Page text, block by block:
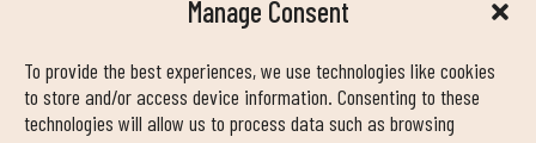
Manage Consent
To provide the best experiences, we use technologies like cookies
to store and/or access device information. Consenting to these
technologies will allow us to process data such as browsing
MY DUIN APP